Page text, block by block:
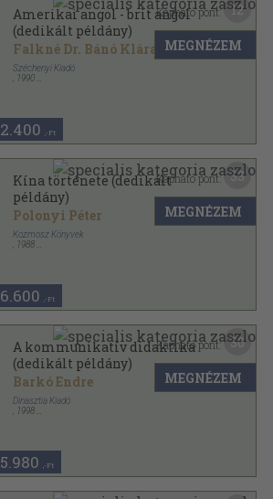
Amerikai angol - brit angol
(dedikált példány)
Falkné Dr. Bánó Klára
Széchenyi Kiadó
1990
2.400 ,-Ft
Kapható pont: 12
MEGNÉZEM
Kína története (dedikált
példány)
Polonyi Péter
Kozmosz Könyvek
1988
6.600 ,-Ft
Kapható pont: 33
MEGNÉZEM
A kommunikatív didaktika
(dedikált példány)
Barkó Endre
Dinasztia Kiadó
1998
5.980 ,-Ft
Kapható pont: 30
MEGNÉZEM